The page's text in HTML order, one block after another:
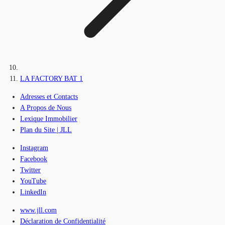
LA FACTORY BAT 1
Adresses et Contacts
A Propos de Nous
Lexique Immobilier
Plan du Site | JLL
Instagram
Facebook
Twitter
YouTube
LinkedIn
www.jll.com
Déclaration de Confidentialité